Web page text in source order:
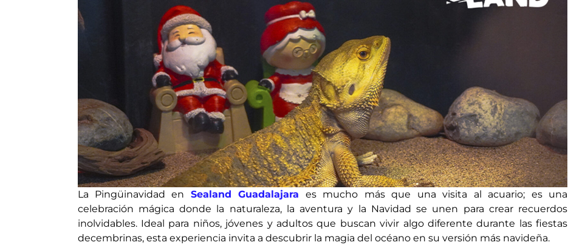
La Pingüinavidad en Sealand Guadalajara es mucho más que una visita al acuario; es una
celebración mágica donde la naturaleza, la aventura y la Navidad se unen para crear recuerdos
inolvidables. Ideal para niños, jóvenes y adultos que buscan vivir algo diferente durante las fiestas
decembrinas, esta experiencia invita a descubrir la magia del océano en su versión más navideña.